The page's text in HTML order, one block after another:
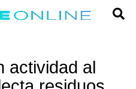
actividad al